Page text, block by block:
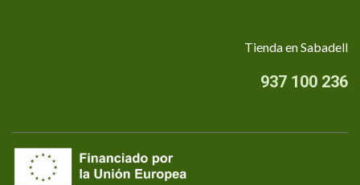
Tienda en Sabadell
937 100 236